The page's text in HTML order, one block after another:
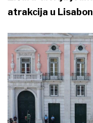
atrakcija u